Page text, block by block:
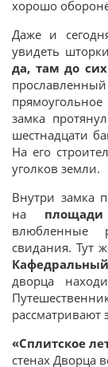
хорошо
Даже и
увидеть
да, там до
замка
шестнадцати
На его
уголков земли.
Внутри замка
на
влюбленные
свидания. Тут
дворца
рассматривают
«Сплитское
стенах Дворца